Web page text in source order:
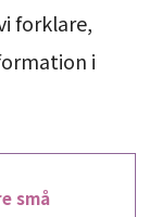
forklare,
i
små